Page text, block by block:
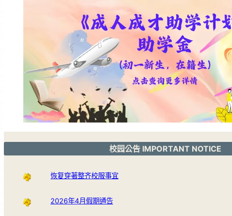
校园公告 IMPORTANT NOTICE
恢复穿著整齐校服事宜
2026年4月假期通告